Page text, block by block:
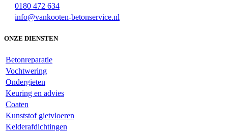
0180 472 634
info@vankooten-betonservice.nl
ONZE DIENSTEN
Betonreparatie
Vochtwering
Ondergieten
Keuring en advies
Coaten
Kunststof gietvloeren
Kelderafdichtingen